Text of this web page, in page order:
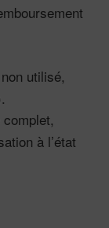
utilisé,
complet,
à l’état